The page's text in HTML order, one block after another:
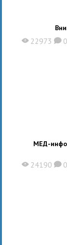
X 22973 K 0
МЕД-инфо
X 24190 K 0